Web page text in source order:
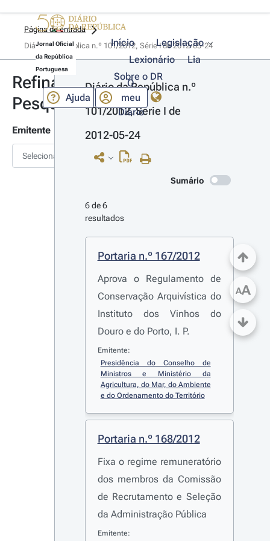
Jornal Oficial
da República
Portuguesa
Início
Legislação
Lexionário
Lia
Sobre o DR
Ajuda
O
meu
Diário
Página de entrada
Diário da República n.º 101/2012, Série I de 2012-05-24
Refinar
Pesquisa
Emitente
Selecionar
Diário da República n.º
101/2012, Série I de
2012-05-24
Sumário
6 de 6
resultados
Portaria n.º 167/2012
Aprova o Regulamento de
Conservação Arquivística do
Instituto dos Vinhos do
Douro e do Porto, I. P.
Emitente:
Presidência do Conselho de
Ministros e Ministério da
Agricultura, do Mar, do Ambiente
e do Ordenamento do Território
Portaria n.º 168/2012
Fixa o regime remuneratório
dos membros da Comissão
de Recrutamento e Seleção
da Administração Pública
Emitente:
AA